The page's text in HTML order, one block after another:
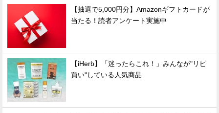
【抽選で5,000円分】Amazonギフトカードが
当たる！読者アンケート実施中
【iHerb】「迷ったらこれ！」みんなが"リピ
買い"している人気商品